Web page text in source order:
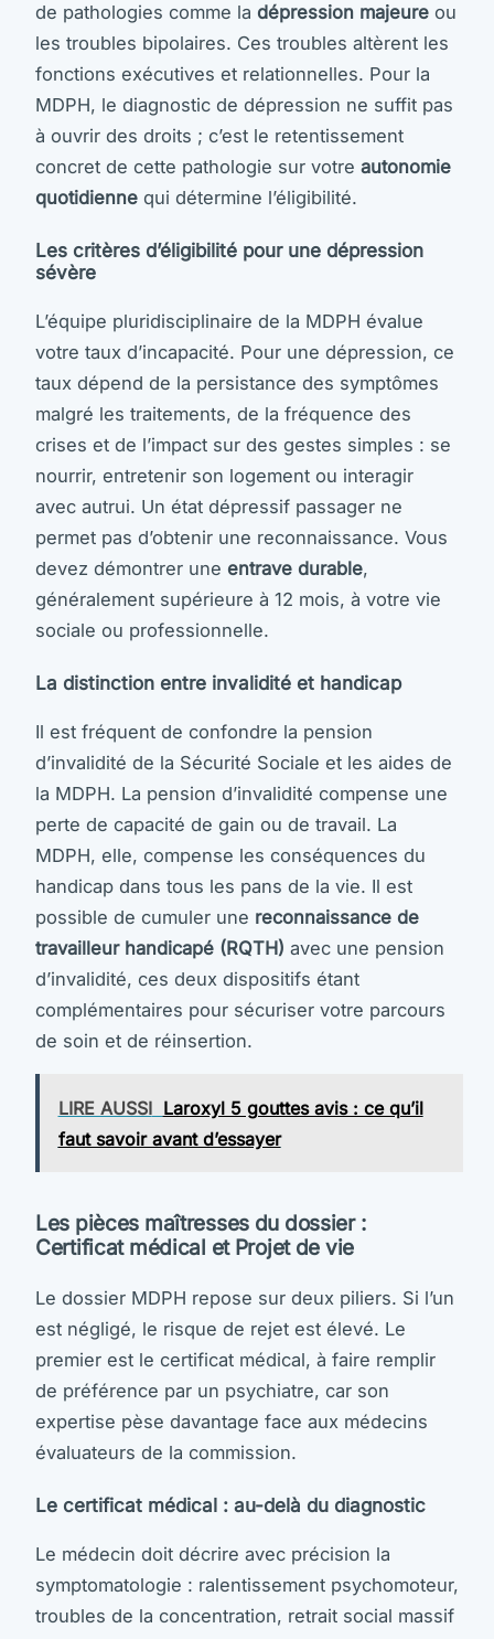
de pathologies comme la dépression majeure ou
les troubles bipolaires. Ces troubles altèrent les
fonctions exécutives et relationnelles. Pour la
MDPH, le diagnostic de dépression ne suffit pas
à ouvrir des droits ; c’est le retentissement
concret de cette pathologie sur votre autonomie
quotidienne qui détermine l’éligibilité.
Les critères d’éligibilité pour une dépression
sévère
L’équipe pluridisciplinaire de la MDPH évalue
votre taux d’incapacité. Pour une dépression, ce
taux dépend de la persistance des symptômes
malgré les traitements, de la fréquence des
crises et de l’impact sur des gestes simples : se
nourrir, entretenir son logement ou interagir
avec autrui. Un état dépressif passager ne
permet pas d’obtenir une reconnaissance. Vous
devez démontrer une entrave durable,
généralement supérieure à 12 mois, à votre vie
sociale ou professionnelle.
La distinction entre invalidité et handicap
Il est fréquent de confondre la pension
d’invalidité de la Sécurité Sociale et les aides de
la MDPH. La pension d’invalidité compense une
perte de capacité de gain ou de travail. La
MDPH, elle, compense les conséquences du
handicap dans tous les pans de la vie. Il est
possible de cumuler une reconnaissance de
travailleur handicapé (RQTH) avec une pension
d’invalidité, ces deux dispositifs étant
complémentaires pour sécuriser votre parcours
de soin et de réinsertion.
LIRE AUSSI Laroxyl 5 gouttes avis : ce qu’il
faut savoir avant d’essayer
Les pièces maîtresses du dossier :
Certificat médical et Projet de vie
Le dossier MDPH repose sur deux piliers. Si l’un
est négligé, le risque de rejet est élevé. Le
premier est le certificat médical, à faire remplir
de préférence par un psychiatre, car son
expertise pèse davantage face aux médecins
évaluateurs de la commission.
Le certificat médical : au-delà du diagnostic
Le médecin doit décrire avec précision la
symptomatologie : ralentissement psychomoteur,
troubles de la concentration, retrait social massif